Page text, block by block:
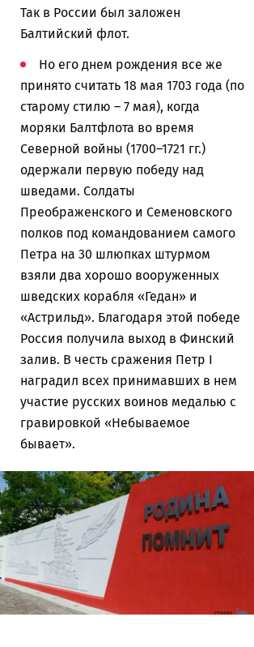
Так в России был заложен
Балтийский флот.
Но его днем рождения все же
принято считать 18 мая 1703 года (по
старому стилю – 7 мая), когда
моряки Балтфлота во время
Северной войны (1700–1721 гг.)
одержали первую победу над
шведами. Солдаты
Преображенского и Семеновского
полков под командованием самого
Петра на 30 шлюпках штурмом
взяли два хорошо вооруженных
шведских корабля «Гедан» и
«Астрильд». Благодаря этой победе
Россия получила выход в Финский
залив. В честь сражения Петр I
наградил всех принимавших в нем
участие русских воинов медалью с
гравировкой «Небываемое
бывает».